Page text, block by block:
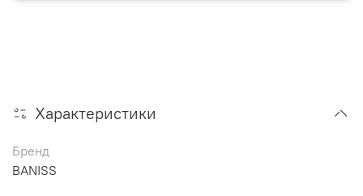
Характеристики
Бренд
BANISS